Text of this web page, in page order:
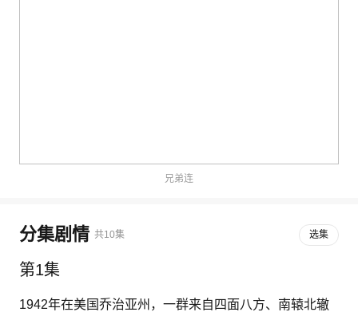
兄弟连
分集剧情 共10集
第1集
1942年在美国乔治亚州，一群来自四面八方、南辕北辙
选集